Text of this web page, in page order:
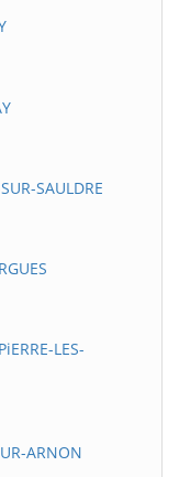
SAULDRE
LES-
ARNON